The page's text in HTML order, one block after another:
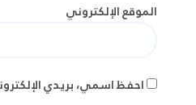
الموقع الإلكتروني
احفظ اسمي، بريدي